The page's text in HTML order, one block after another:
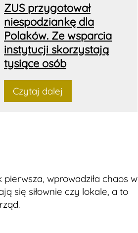
ZUS przygotował
niespodziankę dla
Polaków. Ze wsparcia
instytucji skorzystają
tysiące osób
Czytaj dalej
wprowadziła chaos w
się siłownie czy lokale, a to